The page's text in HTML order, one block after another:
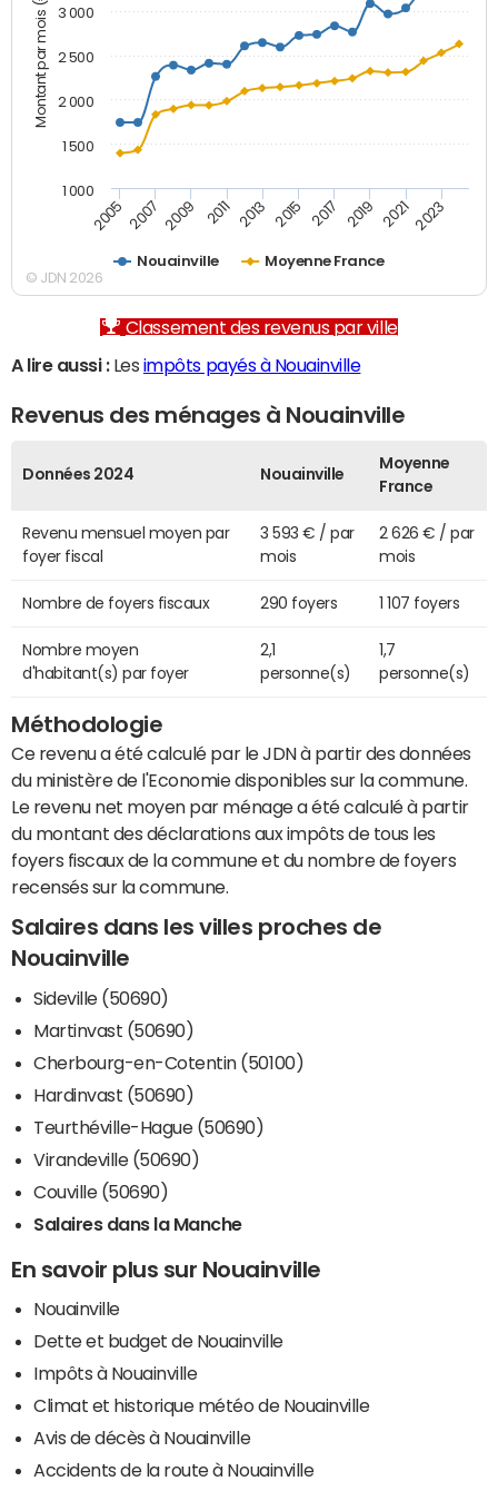
Montant par mois (€)
Nouainville Moyenne France
2005 2007 2009 2011 2013 2015 2017 2019 2021 2023
1 000
1 500
2 000
2 500
3 000
© JDN 2026
Classement des revenus par ville
A lire aussi :Les impôts payés à Nouainville
Revenus des ménages à Nouainville
Données 2024 Nouainville
Moyenne
France
Revenu mensuel moyen par
foyer fiscal
3 593 € / par
mois
2 626 € / par
mois
Nombre de foyers fiscaux 290 foyers 1 107 foyers
Nombre moyen
d'habitant(s) par foyer
2,1
personne(s)
1,7
personne(s)
Méthodologie
Ce revenu a été calculé par le JDN à partir des données
du ministère de l'Economie disponibles sur la commune.
Le revenu net moyen par ménage a été calculé à partir
du montant des déclarations aux impôts de tous les
foyers fiscaux de la commune et du nombre de foyers
recensés sur la commune.
Salaires dans les villes proches de
Nouainville
Sideville (50690)
Martinvast (50690)
Cherbourg-en-Cotentin (50100)
Hardinvast (50690)
Teurthéville-Hague (50690)
Virandeville (50690)
Couville (50690)
Salaires dans la Manche
En savoir plus sur Nouainville
Nouainville
Dette et budget de Nouainville
Impôts à Nouainville
Climat et historique météo de Nouainville
Avis de décès à Nouainville
Accidents de la route à Nouainville